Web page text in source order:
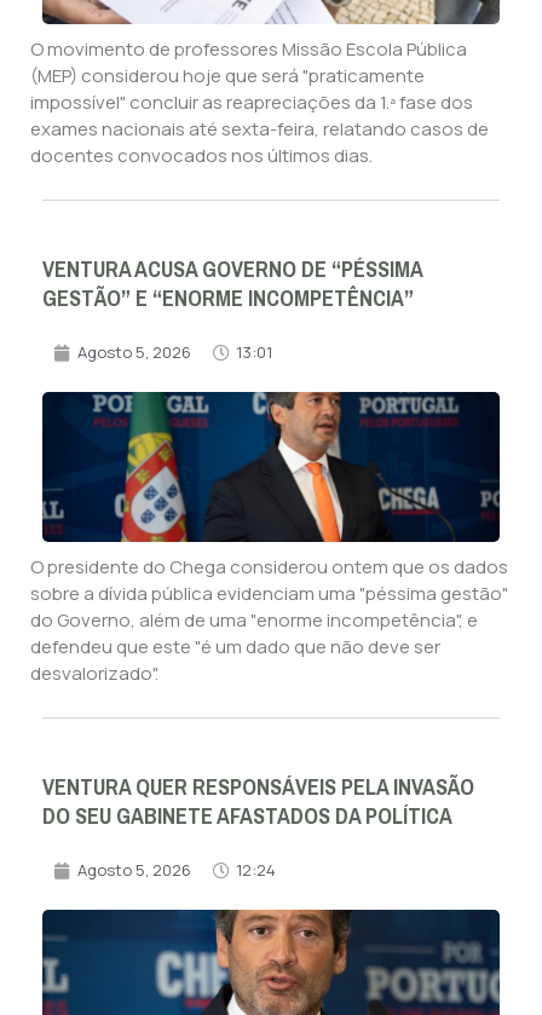
O movimento de professores Missão Escola Pública
(MEP) considerou hoje que será "praticamente
impossível" concluir as reapreciações da 1.ª fase dos
exames nacionais até sexta-feira, relatando casos de
docentes convocados nos últimos dias.
VENTURA ACUSA GOVERNO DE “PÉSSIMA
GESTÃO” E “ENORME INCOMPETÊNCIA”
Agosto 5, 2026 13:01
O presidente do Chega considerou ontem que os dados
sobre a dívida pública evidenciam uma "péssima gestão"
do Governo, além de uma "enorme incompetência", e
defendeu que este "é um dado que não deve ser
desvalorizado".
VENTURA QUER RESPONSÁVEIS PELA INVASÃO
DO SEU GABINETE AFASTADOS DA POLÍTICA
Agosto 5, 2026 12:24